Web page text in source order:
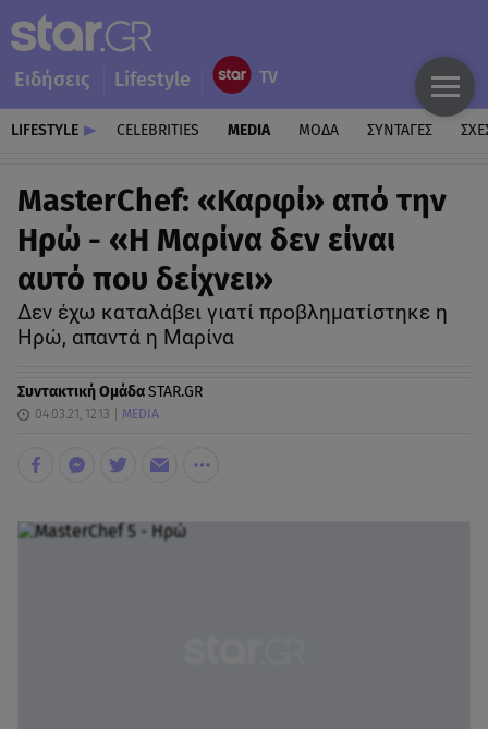
Ειδήσεις Lifestyle
LIFESTYLE CELEBRITIES MEDIA ΜΟΔΑ ΣΥΝΤΑΓΕΣ
MasterChef: «Καρφί» από την
Ηρώ - «Η Μαρίνα δεν είναι
αυτό που δείχνει»
Δεν έχω καταλάβει γιατί προβληματίστηκε η
Ηρώ, απαντά η Μαρίνα
Συντακτική ΟμάδαSTAR.GR
04.03.21, 12:13 MEDIA